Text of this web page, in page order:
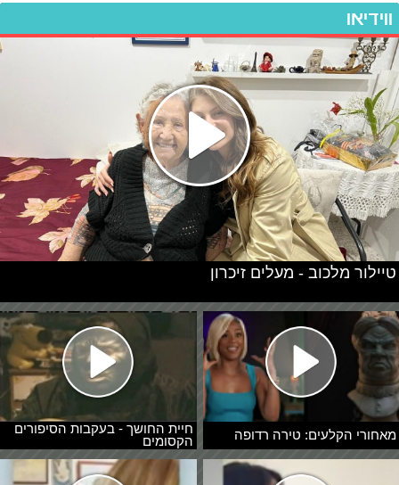
ווידיאו
מאחורי הקלעים: טירה רדופה
חיית החושך - בעקבות הסיפורים
הקסומים
טיילור מלכוב - מעלים זיכרון